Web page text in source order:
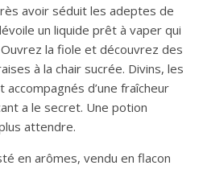
avoir séduit les adeptes de
un liquide prêt à vaper qui
la fiole et découvrez des
à la chair sucrée. Divins, les
d’une fraîcheur
a le secret. Une potion
attendre.
en arômes, vendu en flacon